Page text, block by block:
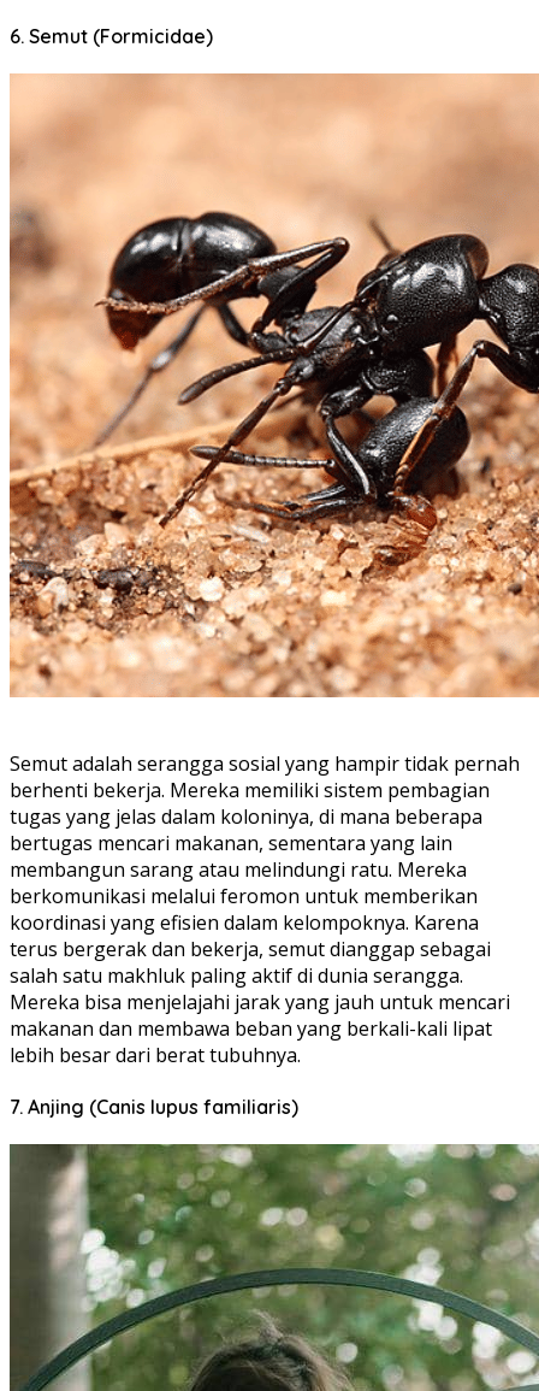
6. Semut (Formicidae)
Semut adalah serangga sosial yang hampir tidak pernah
berhenti bekerja. Mereka memiliki sistem pembagian
tugas yang jelas dalam koloninya, di mana beberapa
bertugas mencari makanan, sementara yang lain
membangun sarang atau melindungi ratu. Mereka
berkomunikasi melalui feromon untuk memberikan
koordinasi yang efisien dalam kelompoknya. Karena
terus bergerak dan bekerja, semut dianggap sebagai
salah satu makhluk paling aktif di dunia serangga.
Mereka bisa menjelajahi jarak yang jauh untuk mencari
makanan dan membawa beban yang berkali-kali lipat
lebih besar dari berat tubuhnya.
7. Anjing (Canis lupus familiaris)